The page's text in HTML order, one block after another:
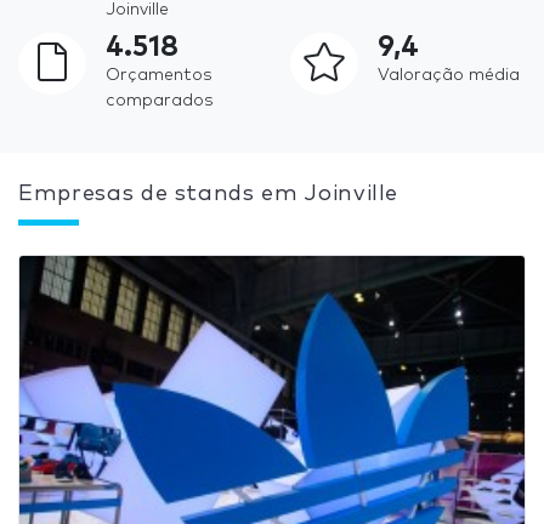
Joinville
4.518
Orçamentos
comparados
9,4
Valoração média
Empresas de stands em Joinville